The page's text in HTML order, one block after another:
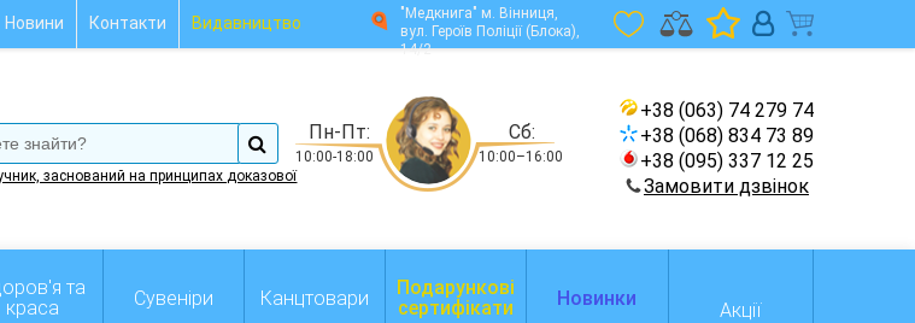
Новини Контакти Видавництво
"Медкнига" м. Вінниця,
вул. Героїв Поліції (Блока),
14/2
Пн-Пт: Сб:
10:00-18:00
10:00–16:00
заснований на принципах доказової
+38 (063) 74 279 74
+38 (068) 834 73 89
+38 (095) 337 12 25
Замовити дзвінок
та
краса
Сувеніри Канцтовари
Подарункові
сертифікати
Новинки
Акції